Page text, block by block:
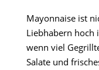
Mayonnaise ist
Liebhabern hoch
wenn viel
Salate und